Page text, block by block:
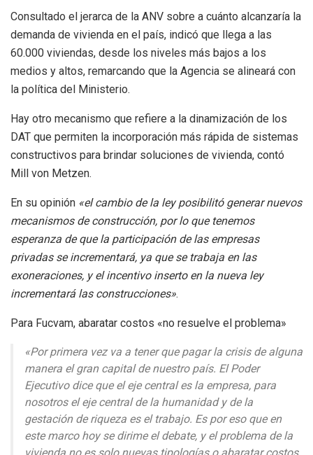
Consultado el jerarca de la ANV sobre a cuánto alcanzaría la
demanda de vivienda en el país, indicó que llega a las
60.000 viviendas, desde los niveles más bajos a los
medios y altos, remarcando que la Agencia se alineará con
la política del Ministerio.
Hay otro mecanismo que refiere a la dinamización de los
DAT que permiten la incorporación más rápida de sistemas
constructivos para brindar soluciones de vivienda, contó
Mill von Metzen.
En su opinión «el cambio de la ley posibilitó generar nuevos
mecanismos de construcción, por lo que tenemos
esperanza de que la participación de las empresas
privadas se incrementará, ya que se trabaja en las
exoneraciones, y el incentivo inserto en la nueva ley
incrementará las construcciones».
Para Fucvam, abaratar costos «no resuelve el problema»
«Por primera vez va a tener que pagar la crisis de alguna
manera el gran capital de nuestro país. El Poder
Ejecutivo dice que el eje central es la empresa, para
nosotros el eje central de la humanidad y de la
gestación de riqueza es el trabajo. Es por eso que en
este marco hoy se dirime el debate, y el problema de la